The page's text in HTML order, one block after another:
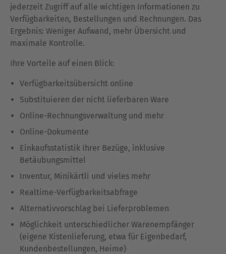
jederzeit Zugriff auf alle wichtigen Informationen zu
Verfügbarkeiten, Bestellungen und Rechnungen. Das
Ergebnis: Weniger Aufwand, mehr Übersicht und
maximale Kontrolle.
Ihre Vorteile auf einen Blick:
Verfügbarkeitsübersicht online
Substituieren der nicht lieferbaren Ware
Online-Rechnungsverwaltung und mehr
Online-Dokumente
Einkaufsstatistik Ihrer Bezüge, inklusive
Betäubungsmittel
Inventur, Minikärtli und vieles mehr
Realtime-Verfügbarkeitsabfrage
Alternativvorschlag bei Lieferproblemen
Möglichkeit unterschiedlicher Warenempfänger
(eigene Kistenlieferung, etwa für Eigenbedarf,
Kundenbestellungen, Heime)